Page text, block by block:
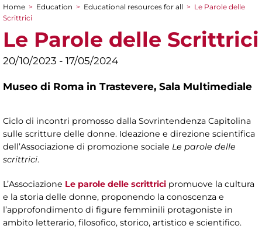
You are here
Home > Education > Educational resources for all > Le Parole delle
Scrittrici
Le Parole delle Scrittrici
20/10/2023 - 17/05/2024
Museo di Roma in Trastevere, Sala Multimediale
Ciclo di incontri promosso dalla Sovrintendenza Capitolina
sulle scritture delle donne. Ideazione e direzione scientifica
dell’Associazione di promozione sociale Le parole delle
scrittrici.
L’Associazione Le parole delle scrittrici promuove la cultura
e la storia delle donne, proponendo la conoscenza e
l’approfondimento di figure femminili protagoniste in
ambito letterario, filosofico, storico, artistico e scientifico.